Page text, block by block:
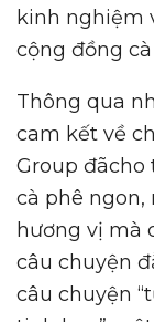
kinh nghiệm
cộng đồng
Thông qua
cam kết về
Group
cà phê
hương vị mà
câu chuyện
câu chuyện